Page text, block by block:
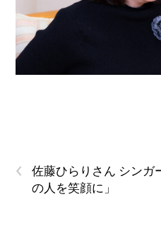
‹
佐藤ひらりさん シンガ
の人を笑顔に」